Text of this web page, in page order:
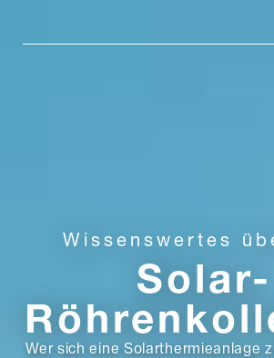
Wissenswertes
Solar-
Wer sich eine Solarthermieanlage